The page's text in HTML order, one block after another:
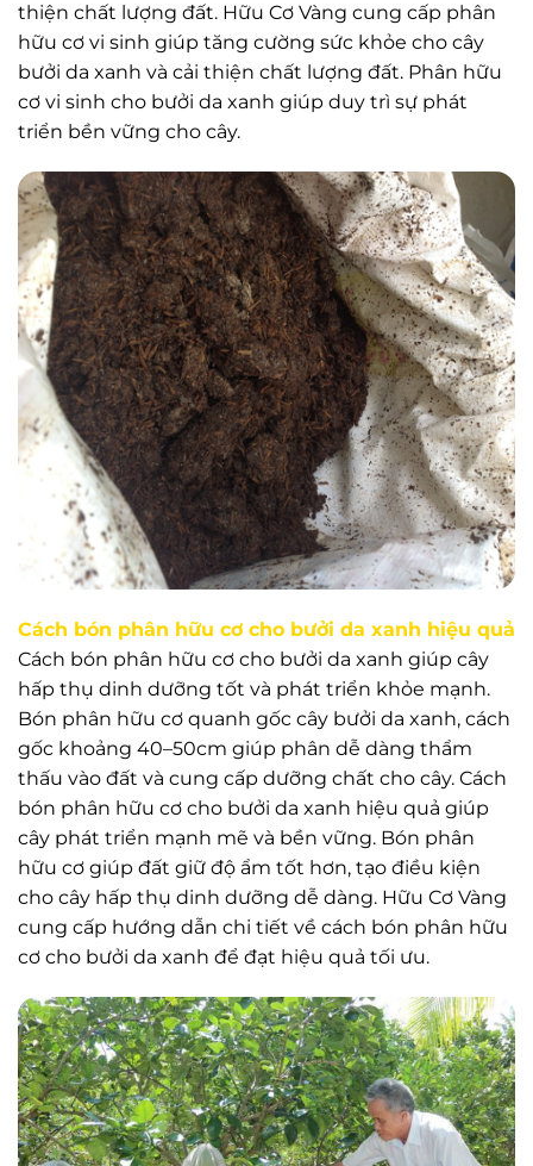
thiện chất lượng đất. Hữu Cơ Vàng cung cấp phân
hữu cơ vi sinh giúp tăng cường sức khỏe cho cây
bưởi da xanh và cải thiện chất lượng đất. Phân hữu
cơ vi sinh cho bưởi da xanh giúp duy trì sự phát
triển bền vững cho cây.
Cách bón phân hữu cơ cho bưởi da xanh hiệu quả
Cách bón phân hữu cơ cho bưởi da xanh giúp cây
hấp thụ dinh dưỡng tốt và phát triển khỏe mạnh.
Bón phân hữu cơ quanh gốc cây bưởi da xanh, cách
gốc khoảng 40–50cm giúp phân dễ dàng thẩm
thấu vào đất và cung cấp dưỡng chất cho cây. Cách
bón phân hữu cơ cho bưởi da xanh hiệu quả giúp
cây phát triển mạnh mẽ và bền vững. Bón phân
hữu cơ giúp đất giữ độ ẩm tốt hơn, tạo điều kiện
cho cây hấp thụ dinh dưỡng dễ dàng. Hữu Cơ Vàng
cung cấp hướng dẫn chi tiết về cách bón phân hữu
cơ cho bưởi da xanh để đạt hiệu quả tối ưu.